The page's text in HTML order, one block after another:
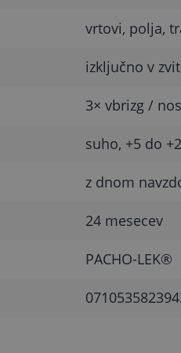
vrtovi, polja,
izključno v
3× vbrizg /
suho, +5 do
z dnom
24 mesecev
PACHO-LEK®